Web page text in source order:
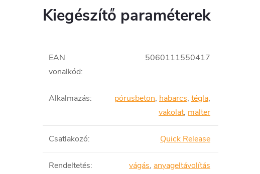
Kiegészítő paraméterek
EAN
vonalkód:
5060111550417
Alkalmazás: pórusbeton, habarcs, tégla,
vakolat, malter
Csatlakozó: Quick Release
Rendeltetés: vágás, anyageltávolítás